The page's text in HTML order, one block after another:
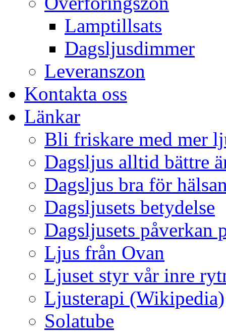
Lamptillsats
Dagsljusdimmer
Leveranszon
Kontakta oss
Länkar
Bli friskare med mer
Dagsljus alltid bättre
Dagsljus bra för
Dagsljusets betydelse
Dagsljusets påverkan
Ljus från Ovan
Ljuset styr vår inre
Ljusterapi (Wikipedia)
Solatube